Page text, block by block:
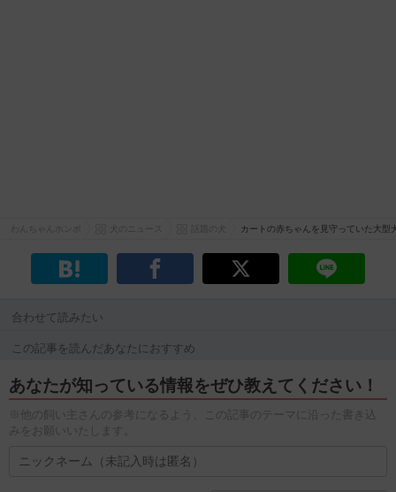
カートの赤ちゃんを見守っていた大
合わせて読みたい
この記事を読んだあなたにおすすめ
あなたが知っている情報をぜひ教えてください！
※他の飼い主さんの参考になるよう、この記事のテーマに沿った書き込
みをお願いいたします。